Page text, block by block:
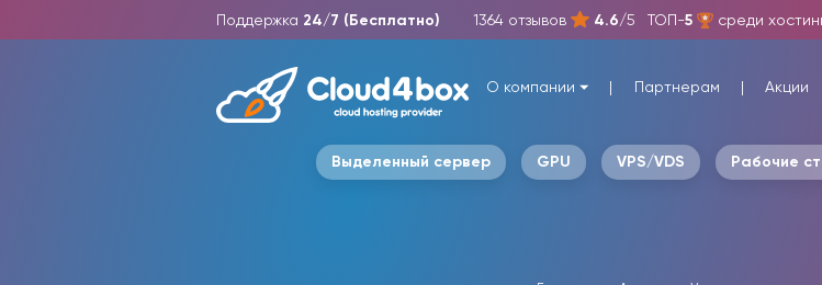
Поддержка 24/7 (Бесплатно) 1364 отзывов 4.6/5 ТОП-5 среди
О компании Партнерам Акции
Выделенный сервер GPU VPS/VDS Рабочие